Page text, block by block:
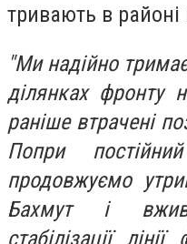
тривають в районі
"Ми надійно
ділянках фронту
раніше втрачені
Попри
продовжуємо
Бахмут і
стабілізації